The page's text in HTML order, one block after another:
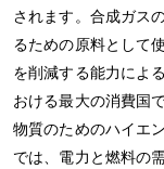
されます。合成ガス
るための原料として
を削減する能力によ
おける最大の消費国
物質のためのハイエ
では、電力と燃料の